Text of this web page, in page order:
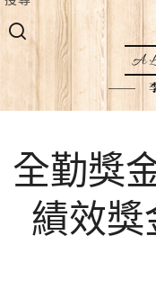
A
全勤獎
績效獎